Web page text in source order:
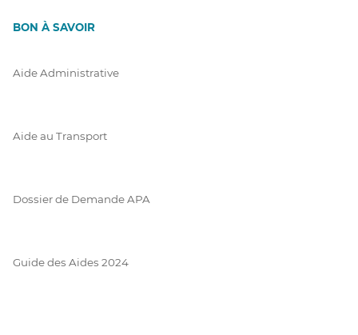
BON À SAVOIR
Aide Administrative
Aide au Transport
Dossier de Demande APA
Guide des Aides 2024